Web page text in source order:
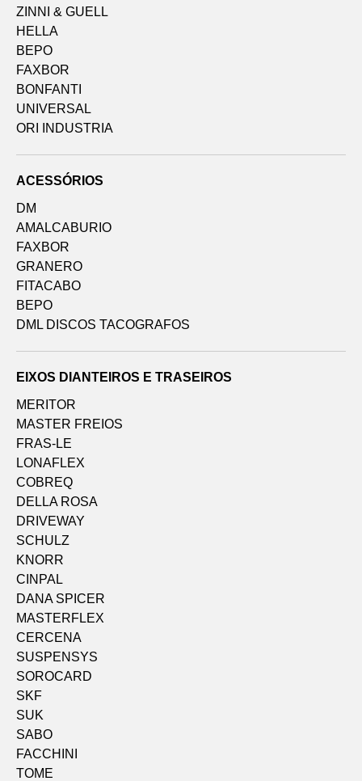
ZINNI & GUELL
HELLA
BEPO
FAXBOR
BONFANTI
UNIVERSAL
ORI INDUSTRIA
ACESSÓRIOS
DM
AMALCABURIO
FAXBOR
GRANERO
FITACABO
BEPO
DML DISCOS TACOGRAFOS
EIXOS DIANTEIROS E TRASEIROS
MERITOR
MASTER FREIOS
FRAS-LE
LONAFLEX
COBREQ
DELLA ROSA
DRIVEWAY
SCHULZ
KNORR
CINPAL
DANA SPICER
MASTERFLEX
CERCENA
SUSPENSYS
SOROCARD
SKF
SUK
SABO
FACCHINI
TOME